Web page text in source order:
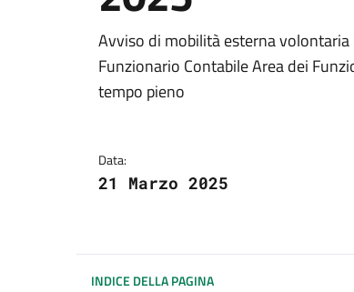
Dettagli della
Avviso di mobilità esterna
Funzionario Contabile Area dei
tempo pieno
Data:
21 Marzo 2025
INDICE DELLA PAGINA